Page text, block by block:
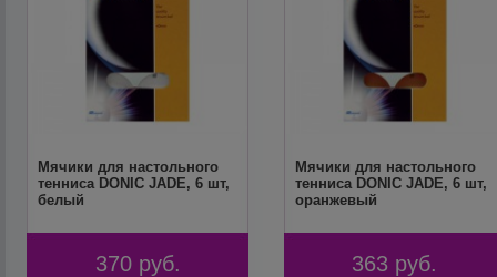
Мячики для настольного
тенниса DONIC JADE, 6 шт,
белый
370 руб.
Мячики для настольного
тенниса DONIC JADE, 6 шт,
оранжевый
363 руб.